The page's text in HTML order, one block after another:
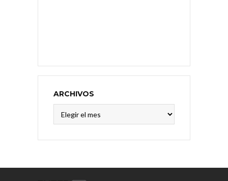
ARCHIVOS